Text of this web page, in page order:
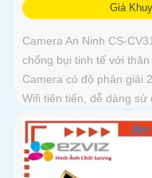
Giá
Camera An Ninh CS-
chống bụi tinh tế với
Camera có độ phân giải
Wifi tiên tiến, dễ dàng sử